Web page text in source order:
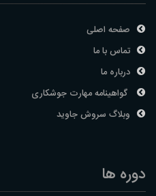
صفحه اصلی
تماس با ما
درباره ما
گواهینامه مهارت جوشکاری
وبلاگ سروش جاوید
دوره ها